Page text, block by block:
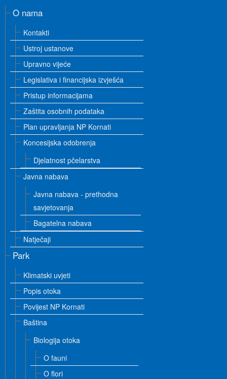
O nama
Kontakti
Ustroj ustanove
Upravno vijeće
Legislativa i financijska izvješća
Pristup informacijama
Zaštita osobnih podataka
Plan upravljanja NP Kornati
Koncesijska odobrenja
Djelatnost pčelarstva
Javna nabava
Javna nabava - prethodna
savjetovanja
Bagatelna nabava
Natječaji
Park
Klimatski uvjeti
Popis otoka
Povijest NP Kornati
Baština
Biologija otoka
O fauni
O flori